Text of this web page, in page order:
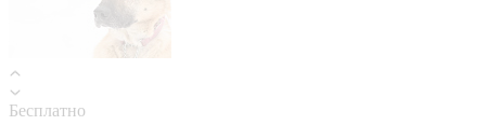
Бесплатно